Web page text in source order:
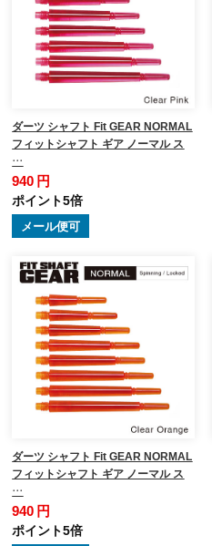
ダーツ シャフト Fit GEAR NORMAL
フィットシャフト ギア ノーマル ス
…
940 円
ポイント5倍
メール便可
ダーツ シャフト Fit GEAR NORMAL
フィットシャフト ギア ノーマル ス
…
940 円
ポイント5倍